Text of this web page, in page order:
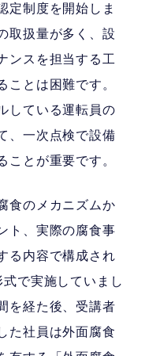
定制度を開始しま
取扱量が多く、設
ンスを担当する工
ことは困難です。
している運転員の
、一次点検で設備
ことが重要です。
食のメカニズムか
ト、実際の腐食事
る内容で構成され
で実施していまし
を経た後、受講者
た社員は外面腐食